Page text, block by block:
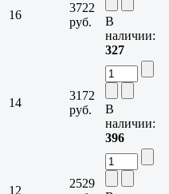
16
3722
руб.
В
наличии:
327
14
3172
руб.
В
наличии:
396
12
2529